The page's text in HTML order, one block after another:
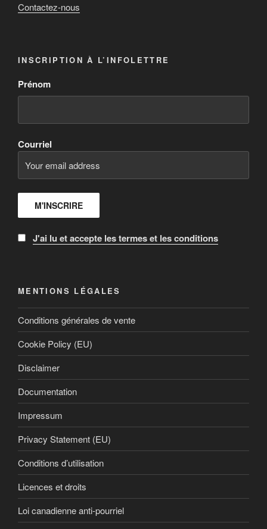
Contactez-nous
INSCRIPTION À L’INFOLETTRE
Prénom
Courriel
J'ai lu et accepte les termes et les conditions
MENTIONS LÉGALES
Conditions générales de vente
Cookie Policy (EU)
Disclaimer
Documentation
Impressum
Privacy Statement (EU)
Conditions d’utilisation
Licences et droits
Loi canadienne anti-pourriel